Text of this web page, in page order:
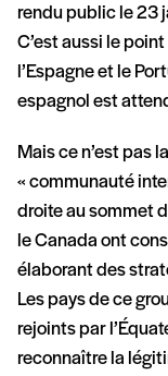
rendu public le 23
C’est aussi le
l’Espagne et le
espagnol est
Mais ce n’est pas
« communauté
droite au sommet
le Canada ont
élaborant des
Les pays de ce
rejoints par
reconnaître la